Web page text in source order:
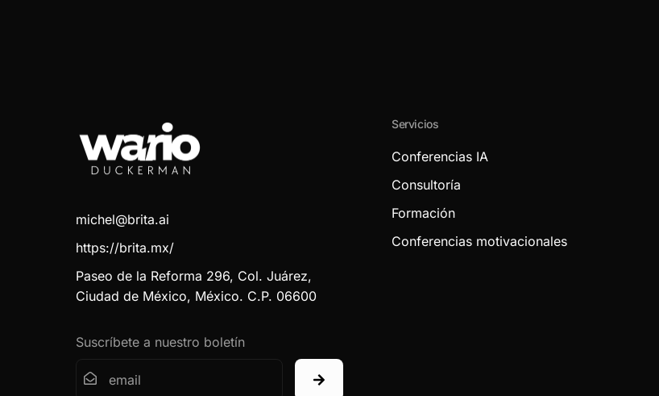
michel@brita.ai
https://brita.mx/
Paseo de la Reforma 296, Col. Juárez,
Ciudad de México, México. C.P. 06600
Suscríbete a nuestro boletín
Servicios
Conferencias IA
Consultoría
Formación
Conferencias motivacionales